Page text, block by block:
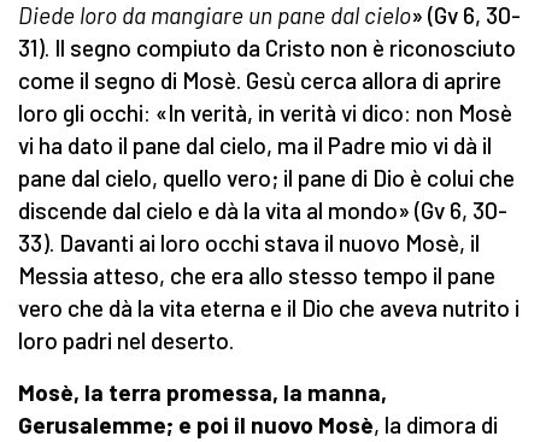
Diede loro da mangiare un pane dal cielo» (Gv 6, 30-
31). Il segno compiuto da Cristo non è riconosciuto
come il segno di Mosè. Gesù cerca allora di aprire
loro gli occhi: «In verità, in verità vi dico: non Mosè
vi ha dato il pane dal cielo, ma il Padre mio vi dà il
pane dal cielo, quello vero; il pane di Dio è colui che
discende dal cielo e dà la vita al mondo» (Gv 6, 30-
33). Davanti ai loro occhi stava il nuovo Mosè, il
Messia atteso, che era allo stesso tempo il pane
vero che dà la vita eterna e il Dio che aveva nutrito i
loro padri nel deserto.
Mosè, la terra promessa, la manna,
Gerusalemme; e poi il nuovo Mosè, la dimora di